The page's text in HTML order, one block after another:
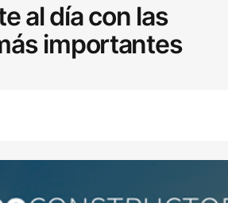
*
al día con las
importantes